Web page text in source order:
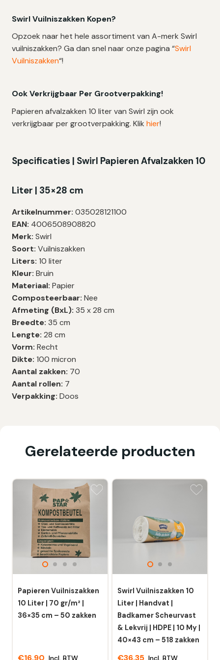
Swirl Vuilniszakken Kopen?
Opzoek naar het hele assortiment van A-merk Swirl
vuilniszakken? Ga dan snel naar onze pagina “Swirl
Vuilniszakken“!
Ook Verkrijgbaar Per Grootverpakking!
Papieren afvalzakken 10 liter van Swirl zijn ook
verkrijgbaar per grootverpakking. Klik hier!
Specificaties | Swirl Papieren Afvalzakken 10
Liter | 35×28 cm
Artikelnummer: 035028121100
EAN: 4006508908820
Merk: Swirl
Soort: Vuilniszakken
Liters: 10 liter
Kleur: Bruin
Materiaal: Papier
Composteerbaar: Nee
Afmeting (BxL): 35 x 28 cm
Breedte: 35 cm
Lengte: 28 cm
Vorm: Recht
Dikte: 100 micron
Aantal zakken: 70
Aantal rollen: 7
Verpakking: Doos
Gerelateerde producten
Papieren Vuilniszakken
10 Liter | 70 gr/m² |
36×35 cm – 50 zakken
€16,90 Incl. BTW
Swirl Vuilniszakken 10
Liter | Handvat |
Badkamer Scheurvast
& Lekvrij | HDPE | 10 My |
40×43 cm – 518 zakken
€36,35 Incl. BTW